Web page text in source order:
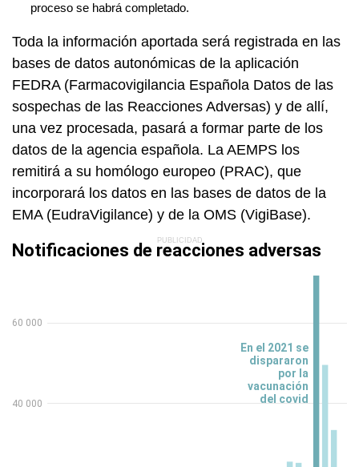
proceso se habrá completado.
Toda la información aportada será registrada en las
bases de datos autonómicas de la aplicación
FEDRA (Farmacovigilancia Española Datos de las
sospechas de las Reacciones Adversas) y de allí,
una vez procesada, pasará a formar parte de los
datos de la agencia española. La AEMPS los
remitirá a su homólogo europeo (PRAC), que
incorporará los datos en las bases de datos de la
EMA (EudraVigilance) y de la OMS (VigiBase).